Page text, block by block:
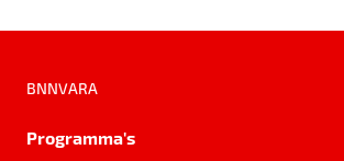
BNNVARA
Programma's